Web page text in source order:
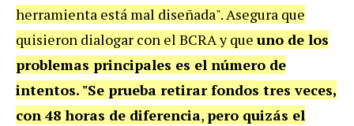
herramienta está mal diseñada". Asegura que
quisieron dialogar con el BCRA y que uno de los
problemas principales es el número de
intentos. "Se prueba retirar fondos tres veces,
con 48 horas de diferencia,pero quizás el